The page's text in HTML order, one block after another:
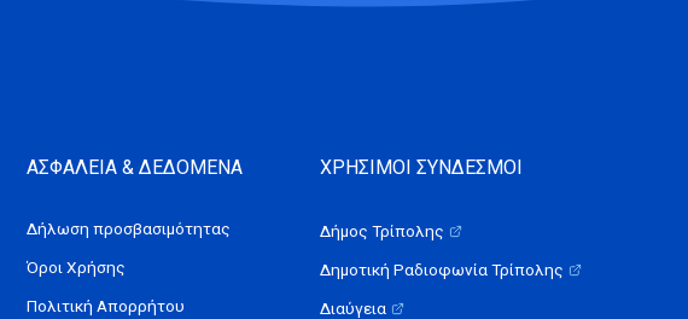
ΑΣΦΑΛΕΙΑ & ΔΕΔΟΜΕΝΑ
Δήλωση προσβασιμότητας
Όροι Χρήσης
Πολιτική Απορρήτου
ΧΡΗΣΙΜΟΙ ΣΥΝΔΕΣΜΟΙ
Δήμος Τρίπολης
Δημοτική Ραδιοφωνία Τρίπολης
Διαύγεια